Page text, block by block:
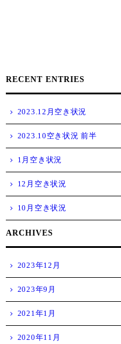
RECENT ENTRIES
2023.12月空き状況
2023.10空き状況 前半
1月空き状況
12月空き状況
10月空き状況
ARCHIVES
2023年12月
2023年9月
2021年1月
2020年11月